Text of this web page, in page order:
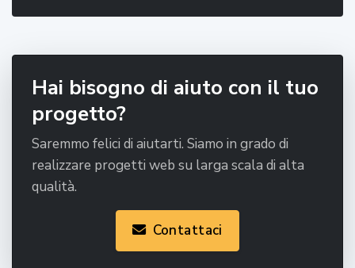
Hai bisogno di aiuto con il tuo
progetto?
Saremmo felici di aiutarti. Siamo in grado di
realizzare progetti web su larga scala di alta
qualità.
Contattaci